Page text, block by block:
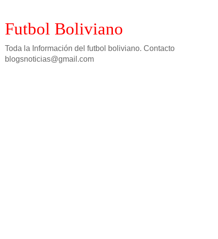
Futbol Boliviano
Toda la Información del futbol boliviano. Contacto
blogsnoticias@gmail.com